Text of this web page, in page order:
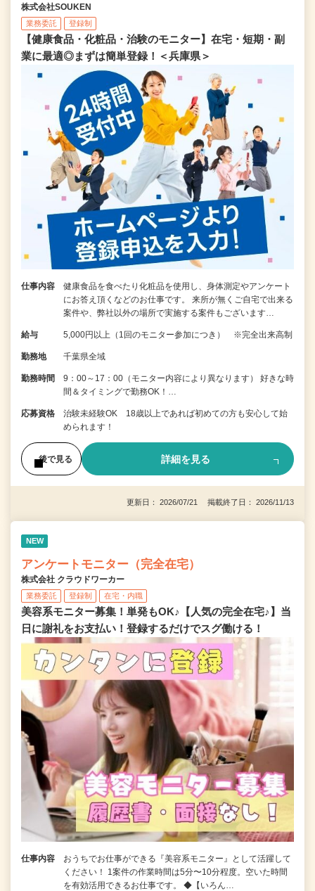
株式会社SOUKEN
業務委託 登録制
【健康食品・化粧品・治験のモニター】在宅・短期・副
業に最適◎まずは簡単登録！＜兵庫県＞
仕事内容
健康食品を食べたり化粧品を使用し、身体測定やアンケート
にお答え頂くなどのお仕事です。 来所が無くご自宅で出来る
案件や、弊社以外の場所で実施する案件もございます…
給与 5,000円以上（1回のモニター参加につき） ※完全出来高制
勤務地 千葉県全域
勤務時間
9：00～17：00（モニター内容により異なります） 好きな時
間＆タイミングで勤務OK！…
応募資格
治験未経験OK 18歳以上であれば初めての方も安心して始
められます！
後で見る 詳細を見る
更新日： 2026/07/21 掲載終了日： 2026/11/13
NEW
アンケートモニター（完全在宅）
株式会社 クラウドワーカー
業務委託 登録制 在宅・内職
美容系モニター募集！単発もOK♪【人気の完全在宅♪】当
日に謝礼をお支払い！登録するだけでスグ働ける！
仕事内容
おうちでお仕事ができる『美容系モニター』として活躍して
ください！ 1案件の作業時間は5分〜10分程度。空いた時間
を有効活用できるお仕事です。 ◆【いろん…